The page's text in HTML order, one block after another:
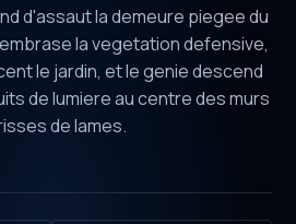
d'assaut la demeure piegee du
la vegetation defensive,
le jardin, et le genie descend
de lumiere au centre des murs
de lames.